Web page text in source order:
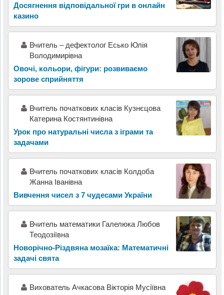
Досягнення відповідальної гри в онлайн
казино
Вчитель – дефектолог Есько Юлія
Володимирівна
Овочі, кольори, фігури: розвиваємо
зорове сприйняття
Вчитель початкових класів Кузнєцова
Катерина Костянтинівна
Урок про натуральні числа з іграми та
задачами
Вчитель початкових класів Колдоба
Жанна Іванівна
Вивчення чисел з 7 чудесами України
Вчитель математики Галелюка Любов
Теодозіївна
Новорічно-Різдвяна мозаїка: Математичні
задачі свята
Вихователь Ачкасова Вікторія Мусіївна